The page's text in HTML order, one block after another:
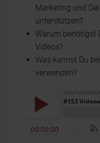
Marketing und
unterstützen?
Warum benötigst
Videos?
Was kannst Du
verwenden?